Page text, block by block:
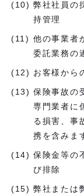
弊社社員の
持管理
他の事業者
委託業務の
お客様から
保険事故の
専門業者に
る損害、事
携を含みま
保険金等の
び排除
弊社または